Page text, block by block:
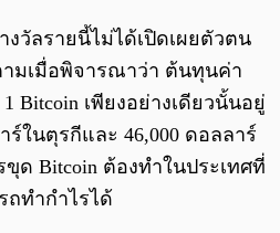
งวัลรายนี้ไม่ได้เปิดเผยตัวตน
มเมื่อพิจารณาว่า ต้นทุนค่า
Bitcoin เพียงอย่างเดียวนั้นอยู่
ในตุรกีและ 46,000 ดอลลาร์
ด Bitcoin ต้องทำในประเทศที่
ทำกำไรได้